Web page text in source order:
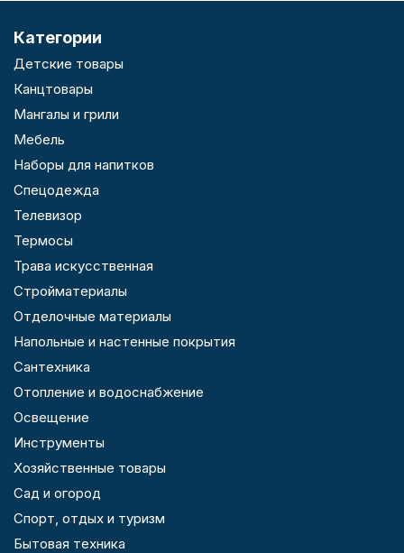
Категории
Детские товары
Канцтовары
Мангалы и грили
Мебель
Наборы для напитков
Спецодежда
Телевизор
Термосы
Трава искусственная
Стройматериалы
Отделочные материалы
Напольные и настенные покрытия
Сантехника
Отопление и водоснабжение
Освещение
Инструменты
Хозяйственные товары
Сад и огород
Спорт, отдых и туризм
Бытовая техника